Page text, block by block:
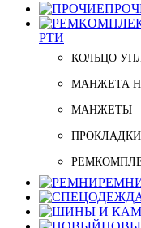
РТИ
КОЛЬЦО
МАНЖЕТА
МАНЖЕТЫ
ПРОКЛАДКИ